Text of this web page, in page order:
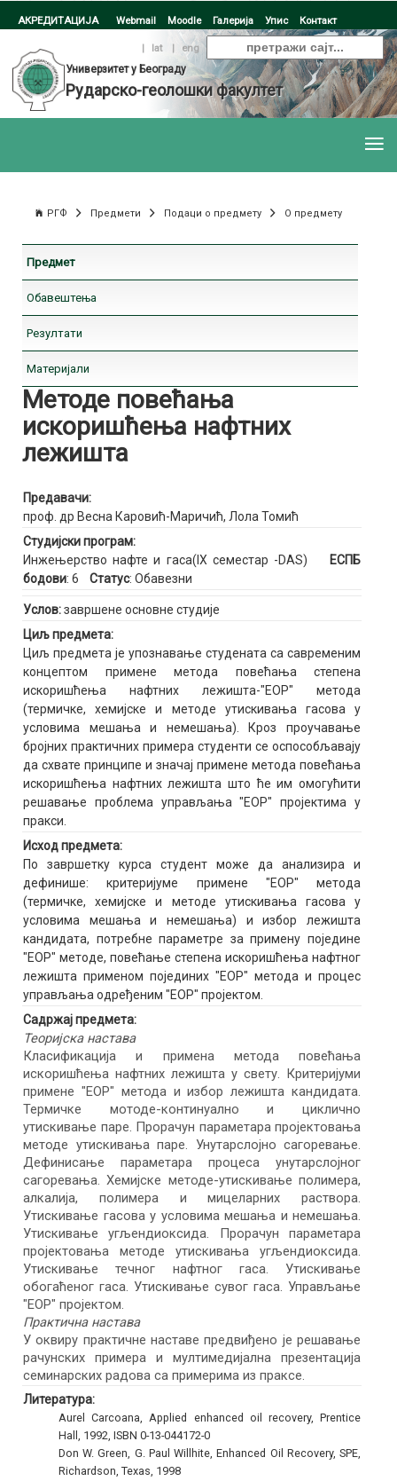
АКРЕДИТАЦИЈА Webmail Moodle Галерија Упис Контакт
| lat |
eng
Универзитет у Београду
Рударско-геолошки факултет
РГФ Предмети Подаци о предмету О предмету
Предмет
Обавештења
Резултати
Материјали
Методе повећања
искоришћења нафтних
лежишта
Предавачи:
проф. др Весна Каровић-Маричић, Лола Томић
Студијски програм:
Инжењерство нафте и гаса(IX семестар -DAS)
ЕСПБ
бодови: 6 Статус: Обавезни
Услов:завршене основне студије
Циљ предмета:
Циљ предмета је упознавање студената са савременим
концептом примене метода повећања степена
искоришћења нафтних лежишта-"ЕОР" метода
(термичке, хемијске и методе утискивања гасова у
условима мешања и немешања). Кроз проучавање
бројних практичних примера студенти се оспособљавају
да схвате принципе и значај примене метода повећања
искоришћења нафтних лежишта што ће им омогућити
решавање проблема управљања "ЕОР" пројектима у
пракси.
Исход предмета:
По завршетку курса студент може да анализира и
дефинише: критеријуме примене "ЕОР" метода
(термичке, хемијске и методе утискивања гасова у
условима мешања и немешања) и избор лежишта
кандидата, потребне параметре за примену поједине
"ЕОР" методе, повећање степена искоришћења нафтног
лежишта применом појединих "ЕОР" метода и процес
управљања одређеним "ЕОР" пројектом.
Садржај предмета:
Теоријска настава
Класификација и примена метода повећања
искоришћења нафтних лежишта у свету. Критеријуми
примене "ЕОР" метода и избор лежишта кандидата.
Термичке мотоде-континуално и циклично
утискивање паре. Прорачун параметара пројектовања
методе утискивања паре. Унутарслојно сагоревање.
Дефинисање параметара процеса унутарслојног
сагоревања. Хемијске методе-утискивање полимера,
алкалија, полимера и мицеларних раствора.
Утискивање гасова у условима мешања и немешања.
Утискивање угљендиоксида. Прорачун параметара
пројектовања методе утискивања угљендиоксида.
Утискивање течног нафтног гаса. Утискивање
обогаћеног гаса. Утискивање сувог гаса. Управљање
"ЕОР" пројектом.
Практична настава
У оквиру практичне наставе предвиђено је решавање
рачунских примера и мултимедијална презентација
семинарских радова са примерима из праксе.
Литература:
Aurel Carcoana, Applied enhanced oil recovery, Prentice
Hall, 1992, ISBN 0-13-044172-0
Don W. Green, G. Paul Willhite, Enhanced Oil Recovery, SPE,
Richardson, Texas, 1998